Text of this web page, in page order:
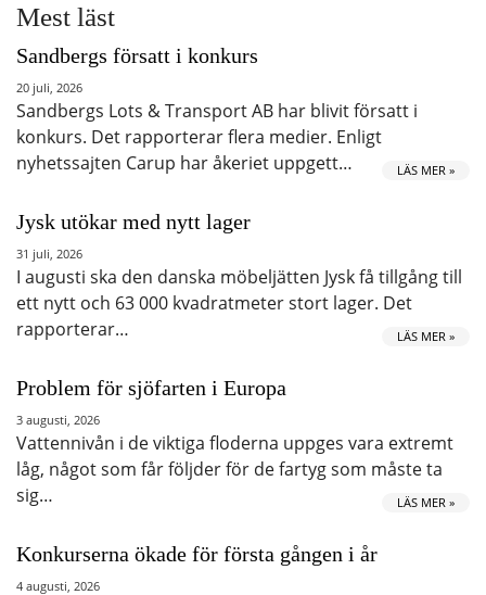
Mest läst
Sandbergs försatt i konkurs
20 juli, 2026
Sandbergs Lots & Transport AB har blivit försatt i
konkurs. Det rapporterar flera medier. Enligt
nyhetssajten Carup har åkeriet uppgett…
LÄS MER »
Jysk utökar med nytt lager
31 juli, 2026
I augusti ska den danska möbeljätten Jysk få tillgång till
ett nytt och 63 000 kvadratmeter stort lager. Det
rapporterar…
LÄS MER »
Problem för sjöfarten i Europa
3 augusti, 2026
Vattennivån i de viktiga floderna uppges vara extremt
låg, något som får följder för de fartyg som måste ta
sig…
LÄS MER »
Konkurserna ökade för första gången i år
4 augusti, 2026